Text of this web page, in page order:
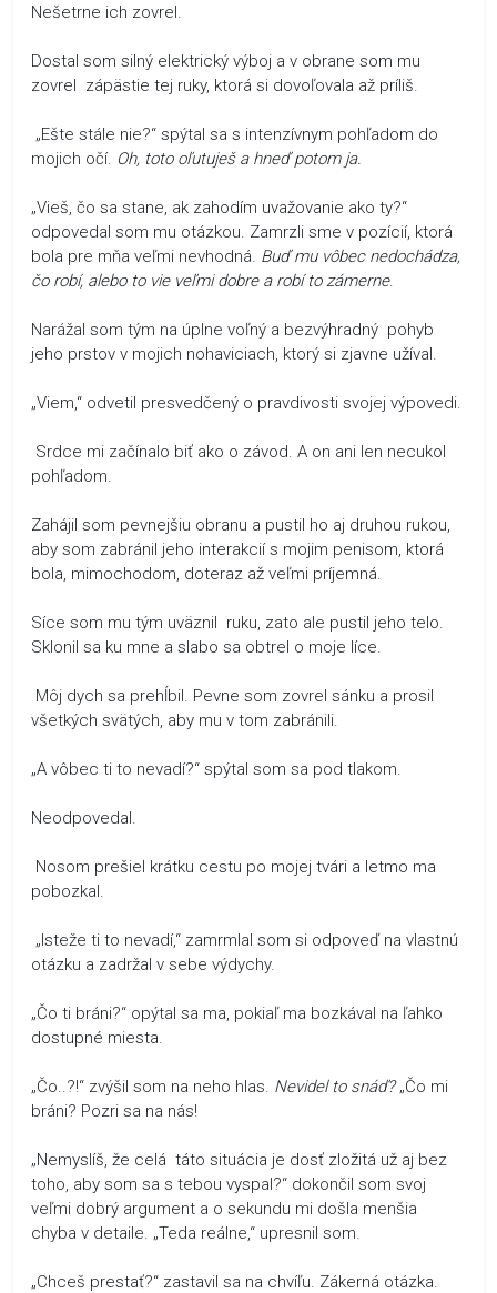
Nešetrne ich zovrel.
Dostal som silný elektrický výboj a v obrane som mu
zovrel zápästie tej ruky, ktorá si dovoľovala až príliš.
„Ešte stále nie?“ spýtal sa s intenzívnym pohľadom do
mojich očí. Oh, toto oľutuješ a hneď potom ja.
„Vieš, čo sa stane, ak zahodím uvažovanie ako ty?“
odpovedal som mu otázkou. Zamrzli sme v pozícií, ktorá
bola pre mňa veľmi nevhodná. Buď mu vôbec nedochádza,
čo robí, alebo to vie veľmi dobre a robí to zámerne.
Narážal som tým na úplne voľný a bezvýhradný pohyb
jeho prstov v mojich nohaviciach, ktorý si zjavne užíval.
„Viem,“ odvetil presvedčený o pravdivosti svojej výpovedi.
Srdce mi začínalo biť ako o závod. A on ani len necukol
pohľadom.
Zahájil som pevnejšiu obranu a pustil ho aj druhou rukou,
aby som zabránil jeho interakcií s mojim penisom, ktorá
bola, mimochodom, doteraz až veľmi príjemná.
Síce som mu tým uväznil ruku, zato ale pustil jeho telo.
Sklonil sa ku mne a slabo sa obtrel o moje líce.
Môj dych sa prehĺbil. Pevne som zovrel sánku a prosil
všetkých svätých, aby mu v tom zabránili.
„A vôbec ti to nevadí?“ spýtal som sa pod tlakom.
Neodpovedal.
Nosom prešiel krátku cestu po mojej tvári a letmo ma
pobozkal.
„Isteže ti to nevadí,“ zamrmlal som si odpoveď na vlastnú
otázku a zadržal v sebe výdychy.
„Čo ti bráni?“ opýtal sa ma, pokiaľ ma bozkával na ľahko
dostupné miesta.
„Čo..?!“ zvýšil som na neho hlas. Nevidel to snáď?„Čo mi
bráni? Pozri sa na nás!
„Nemyslíš, že celá táto situácia je dosť zložitá už aj bez
toho, aby som sa s tebou vyspal?“ dokončil som svoj
veľmi dobrý argument a o sekundu mi došla menšia
chyba v detaile. „Teda reálne,“ upresnil som.
„Chceš prestať?“ zastavil sa na chvíľu. Zákerná otázka.